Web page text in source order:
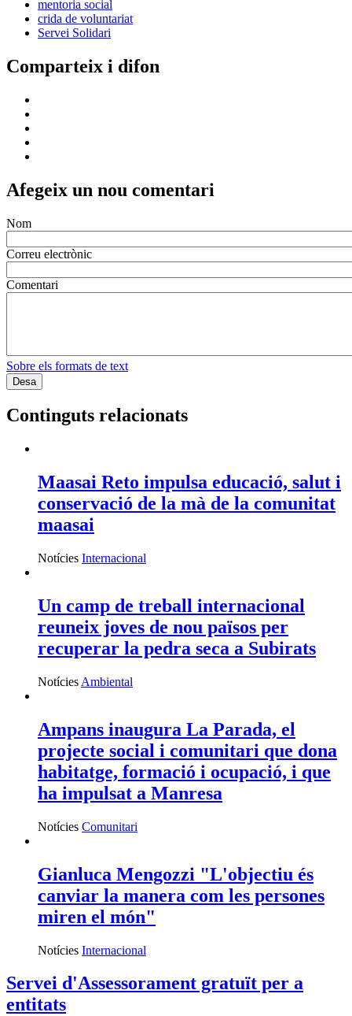
mentoria social
crida de voluntariat
Servei Solidari
Comparteix i difon
Afegeix un nou comentari
Nom
Correu electrònic
Comentari
Sobre els formats de text
Continguts relacionats
Maasai Reto impulsa educació, salut i
conservació de la mà de la comunitat
maasai
Notícies Internacional
Un camp de treball internacional
reuneix joves de nou països per
recuperar la pedra seca a Subirats
Notícies Ambiental
Ampans inaugura La Parada, el
projecte social i comunitari que dona
habitatge, formació i ocupació, i que
ha impulsat a Manresa
Notícies Comunitari
Gianluca Mengozzi "L'objectiu és
canviar la manera com les persones
miren el món"
Notícies Internacional
Servei d'Assessorament gratuït per a
entitats